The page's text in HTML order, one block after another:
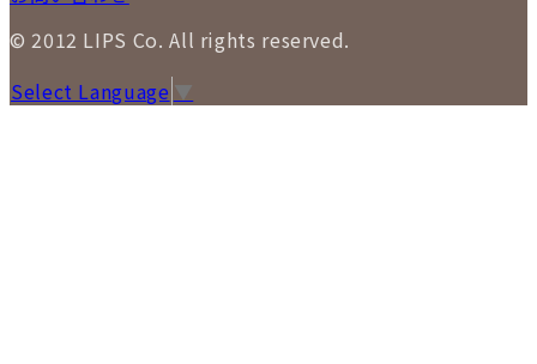
© 2012 LIPS Co. All rights reserved.
Select Language ▼